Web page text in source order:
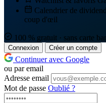
Calendrier de
coup d'œil
100 % gratuit · sans carte
Connexion Créer un compte
Continuer avec Google
ou par email
Adresse email
Mot de passe Oublié ?